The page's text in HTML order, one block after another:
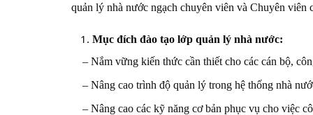
quản lý nhà nước ngạch chuyên viên và Chuyên viên
Mục đích đào tạo lớp quản lý nhà nước:
– Nắm vững kiến thức cần thiết cho các cán bộ,
– Nâng cao trình độ quản lý trong hệ thống nhà
– Nâng cao các kỹ năng cơ bản phục vụ cho việc